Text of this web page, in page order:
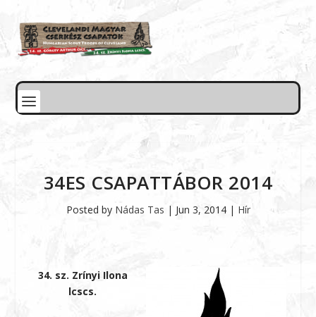
34ES CSAPATTÁBOR 2014
Posted by Nádas Tas | Jun 3, 2014| Hír
34. sz. Zrínyi Ilona
lcscs.